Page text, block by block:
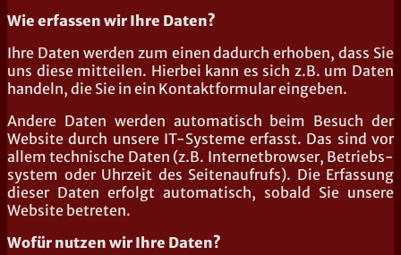
Wie erfas­sen wir Ihre Daten?
Ihre Daten wer­den zum einen dadurch erho­ben, dass Sie
uns die­se mit­tei­len. Hier­bei kann es sich z.B. um Daten
han­deln, die Sie in ein Kon­takt­for­mu­lar eingeben.
Ande­re Daten wer­den auto­ma­tisch beim Besuch der
Web­site durch unse­re IT-Sys­te­me erfasst. Das sind vor
allem tech­ni­sche Daten (z.B. Inter­net­brow­ser, Betriebs­
sys­tem oder Uhr­zeit des Sei­ten­auf­rufs). Die Erfas­sung
die­ser Daten erfolgt auto­ma­tisch, sobald Sie unse­re
Web­site betreten.
Wofür nut­zen wir Ihre Daten?